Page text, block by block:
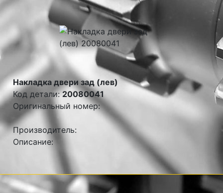
Накладка двери зад (лев)
Код детали:20080041
Оригинальный номер:
Производитель:
Описание: